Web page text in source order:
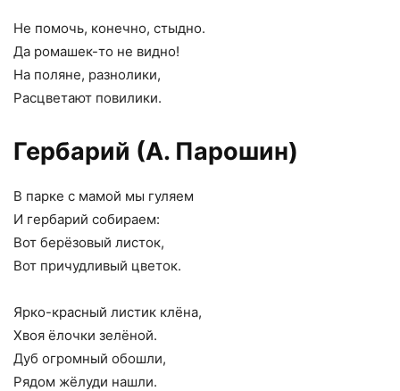
Не помочь, конечно, стыдно.
Да ромашек-то не видно!
На поляне, разнолики,
Расцветают повилики.
Гербарий (А. Парошин)
В парке с мамой мы гуляем
И гербарий собираем:
Вот берёзовый листок,
Вот причудливый цветок.
Ярко-красный листик клёна,
Хвоя ёлочки зелёной.
Дуб огромный обошли,
Рядом жёлуди нашли.